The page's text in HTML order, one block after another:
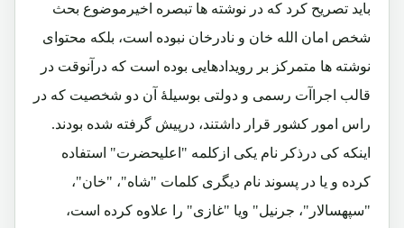
باید تصریح کرد که در نوشته ها تبصره اخیرموضوع بحث
شخص امان الله خان و نادرخان نبوده است، بلکه محتوای
نوشته ها متمرکز بر رویدادهایی بوده است که درآنوقت در
قالب اجراآت رسمی و دولتی بوسیلۀ آن دو شخصیت که در
راس امور کشور قرار داشتند، درپیش گرفته شده بودند.
اینکه کی درذکر نام یکی ازکلمه "اعلیحضرت" استفاده
کرده و یا در پسوند نام دیگری کلمات "شاه"، "خان"،
"سپهسالار"، جرنیل" ویا "غازی" را علاوه کرده است،